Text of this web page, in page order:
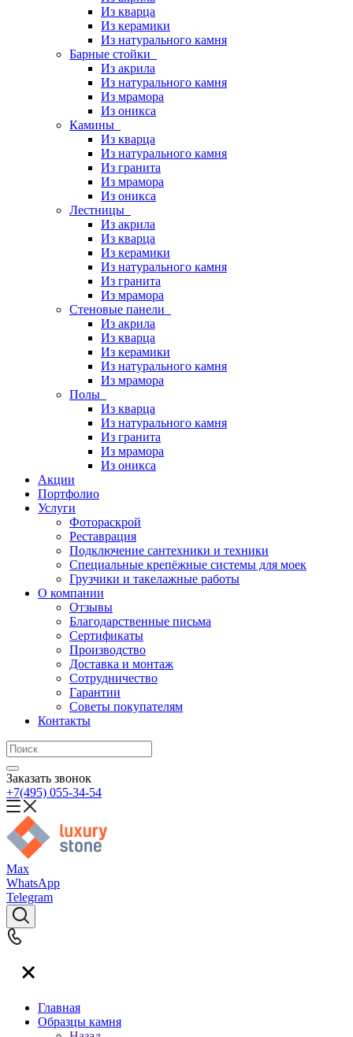
Из кварца
Из керамики
Из натурального камня
Барные стойки
Из акрила
Из натурального камня
Из мрамора
Из оникса
Камины
Из кварца
Из натурального камня
Из гранита
Из мрамора
Из оникса
Лестницы
Из акрила
Из кварца
Из керамики
Из натурального камня
Из гранита
Из мрамора
Стеновые панели
Из акрила
Из кварца
Из керамики
Из натурального камня
Из мрамора
Полы
Из кварца
Из натурального камня
Из гранита
Из мрамора
Из оникса
Акции
Портфолио
Услуги
Фотораскрой
Реставрация
Подключение сантехники и техники
Специальные крепёжные системы для моек
Грузчики и такелажные работы
О компании
Отзывы
Благодарственные письма
Сертификаты
Производство
Доставка и монтаж
Сотрудничество
Гарантии
Советы покупателям
Контакты
Заказать звонок
+7(495) 055-34-54
Max
WhatsApp
Telegram
Главная
Образцы камня